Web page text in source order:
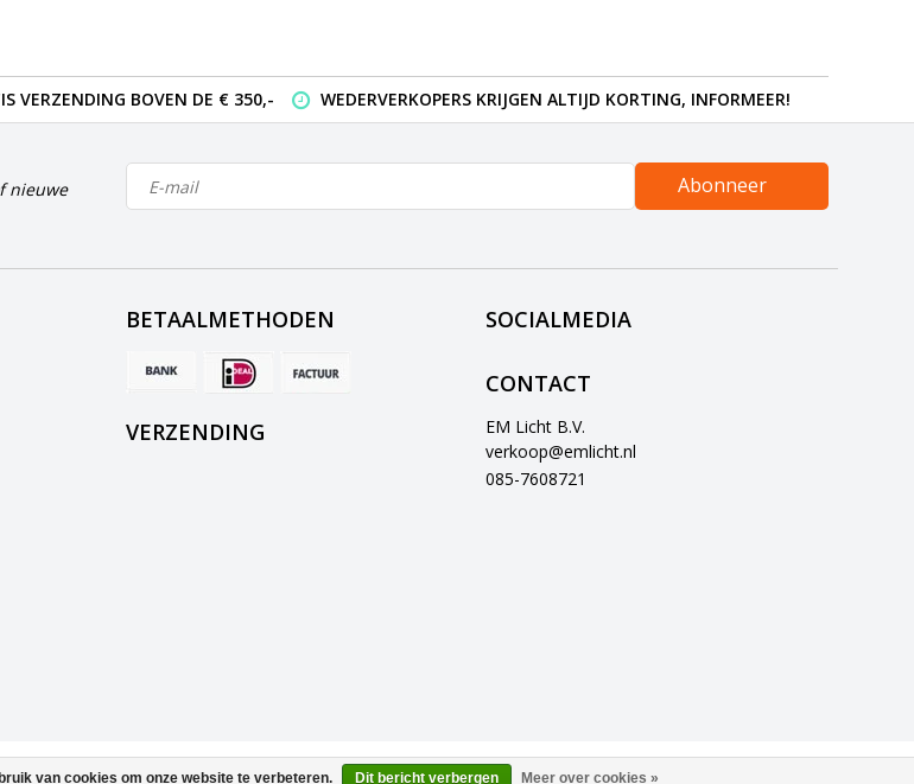
VERZENDING BOVEN DE € 350,- WEDERVERKOPERS KRIJGEN ALTIJD KORTING, INFORMEER!
nieuwe
Abonneer
BETAALMETHODEN
VERZENDING
SOCIALMEDIA
CONTACT
EM Licht B.V.
verkoop@emlicht.nl
085-7608721
Copyright 2026 EM Licht B.V.
van cookies om onze website te verbeteren. Dit bericht verbergen Meer over cookies »